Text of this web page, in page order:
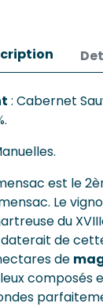
: Cabernet
est le
Le
du
de
de
composés